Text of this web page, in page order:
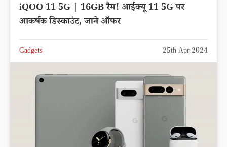
iQOO 11 5G | 16GB रैम! आईक्यू 11 5G पर
आकर्षक डिस्काउंट, जाने ऑफर
Gadgets 25th Apr 2024